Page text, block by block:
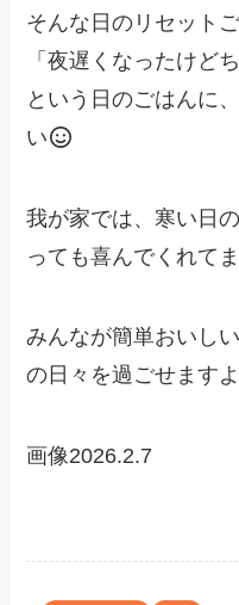
そんな日のリセットご
「夜遅くなったけど
という日のごはんに
い
我が家では、寒い日
っても喜んでくれて
みんなが簡単おいし
の日々を過ごせます
画像2026.2.7